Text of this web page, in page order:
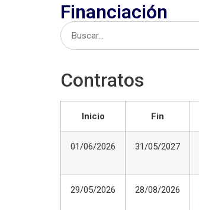
Financiación
Contratos
Inicio Fin
01/06/2026 31/05/2027
29/05/2026 28/08/2026